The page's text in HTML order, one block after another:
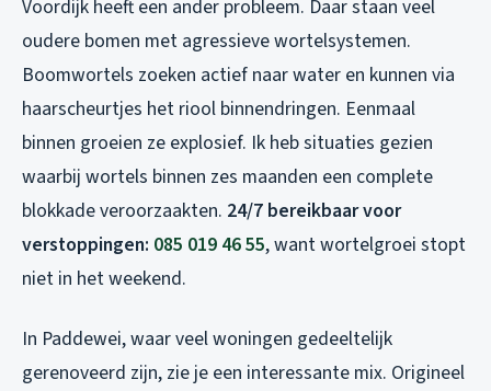
Voordijk heeft een ander probleem. Daar staan veel
oudere bomen met agressieve wortelsystemen.
Boomwortels zoeken actief naar water en kunnen via
haarscheurtjes het riool binnendringen. Eenmaal
binnen groeien ze explosief. Ik heb situaties gezien
waarbij wortels binnen zes maanden een complete
blokkade veroorzaakten. 24/7 bereikbaar voor
verstoppingen: 085 019 46 55, want wortelgroei stopt
niet in het weekend.
In Paddewei, waar veel woningen gedeeltelijk
gerenoveerd zijn, zie je een interessante mix. Origineel